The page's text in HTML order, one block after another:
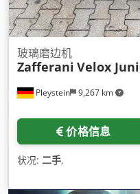
Pleystein 9,267 km
玻璃磨边机
Zafferani Velox
价格信息
状况: 二手,